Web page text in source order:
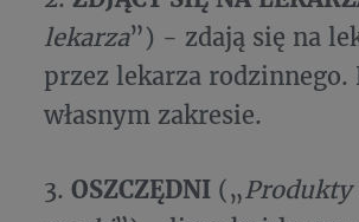
lekarza”) - zdają się na
przez lekarza
własnym zakresie.
3. OSZCZĘDNI („Produkty